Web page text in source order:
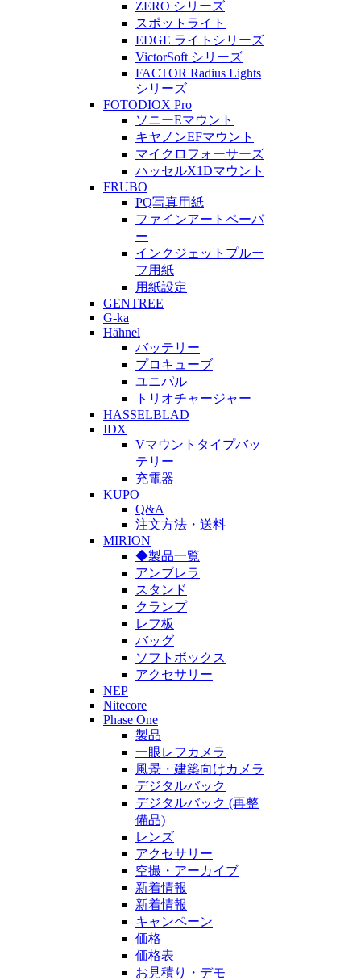
ZERO シリーズ
スポットライト
EDGE ライトシリーズ
VictorSoft シリーズ
FACTOR Radius Lights
シリーズ
FOTODIOX Pro
ソニーEマウント
キヤノンEFマウント
マイクロフォーサーズ
ハッセルX1Dマウント
FRUBO
PQ写真用紙
ファインアートペーパ
ー
インクジェットプルー
フ用紙
用紙設定
GENTREE
G-ka
Hähnel
バッテリー
プロキューブ
ユニパル
トリオチャージャー
HASSELBLAD
IDX
Vマウントタイプバッ
テリー
充電器
KUPO
Q&A
注文方法・送料
MIRION
◆製品一覧
アンブレラ
スタンド
クランプ
レフ板
バッグ
ソフトボックス
アクセサリー
NEP
Nitecore
Phase One
製品
一眼レフカメラ
風景・建築向けカメラ
デジタルバック
デジタルバック (再整
備品)
レンズ
アクセサリー
空撮・アーカイブ
新着情報
新着情報
キャンペーン
価格
価格表
お見積り・デモ